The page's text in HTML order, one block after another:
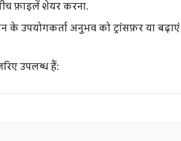
फ़ाइलें शेयर करना.
उपयोगकर्ता अनुभव को ट्रांसफ़र या बढ़ाएं
उपलब्ध हैं: